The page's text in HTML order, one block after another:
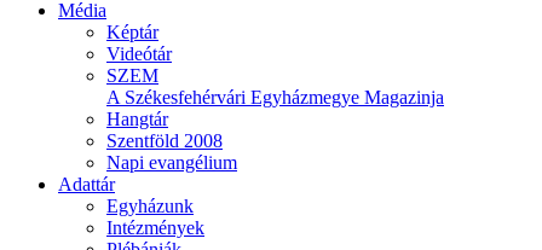
Média
Képtár
Videótár
SZEM
A Székesfehérvári Egyházmegye Magazinja
Hangtár
Szentföld 2008
Napi evangélium
Adattár
Egyházunk
Intézmények